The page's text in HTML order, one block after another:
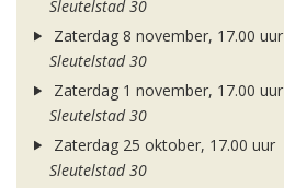
Sleutelstad 30
Zaterdag 8 november, 17.00 uur
Sleutelstad 30
Zaterdag 1 november, 17.00 uur
Sleutelstad 30
Zaterdag 25 oktober, 17.00 uur
Sleutelstad 30